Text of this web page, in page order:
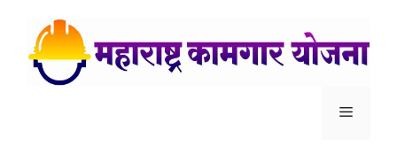
content
Menu